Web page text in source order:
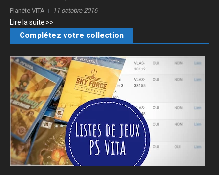
Planète VITA 11 octobre 2016
Lire la suite >>
Complétez votre collection